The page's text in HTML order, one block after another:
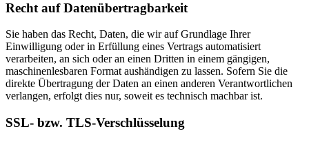
Recht auf Datenübertragbarkeit
Sie haben das Recht, Daten, die wir auf Grundlage Ihrer
Einwilligung oder in Erfüllung eines Vertrags automatisiert
verarbeiten, an sich oder an einen Dritten in einem gängigen,
maschinenlesbaren Format aushändigen zu lassen. Sofern Sie die
direkte Übertragung der Daten an einen anderen Verantwortlichen
verlangen, erfolgt dies nur, soweit es technisch machbar ist.
SSL- bzw. TLS-Verschlüsselung